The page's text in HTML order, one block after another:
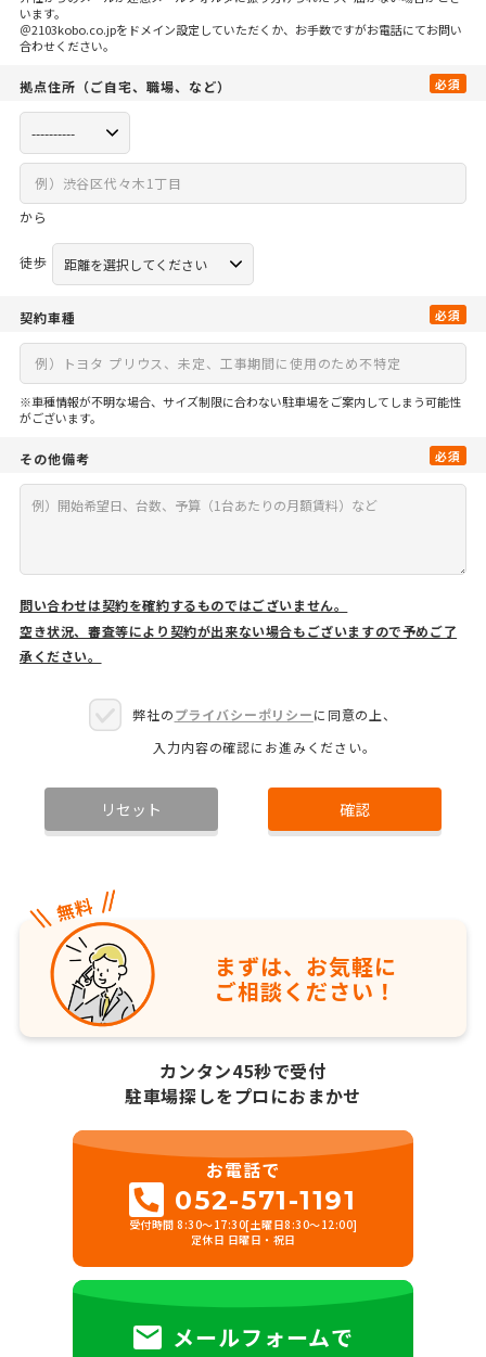
います。
＠2103kobo.co.jpをドメイン設定していただくか、お手数ですがお電話にてお問い
合わせください。
拠点住所 （ご自宅、 職場、など） 必須
から
徒歩
契約車種 必須
※車種情報が不明な場合、サイズ制限に合わない駐車場をご案内してしまう可能性
がございます。
その他備考 必須
問い合わせは契約を確約するものではございません。
空き状況、審査等により契約が出来ない場合もございますので予めご了
承ください。
弊社のプライバシーポリシーに同意の上、
入力内容の確認にお進みください。
リセット 確認
まずは、お気軽に
ご相談ください！
カンタン45秒で受付
駐車場探しをプロにおまかせ
お電話で
052-571-1191
受付時間 8:30～17:30[土曜日8:30～12:00]
定休日 日曜日・祝日
メールフォームで